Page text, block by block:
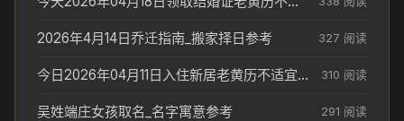
2026年4月14日乔迁指南_搬家择日参考 327 阅读
今日2026年04月11日入住新居老黄历不适宜吗_搬家择日参考 310 阅读
吴姓端庄女孩取名_名字寓意参考 291 阅读